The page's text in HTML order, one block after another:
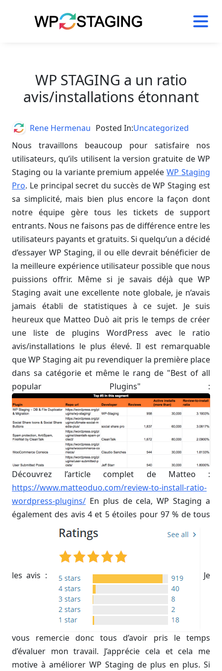
WP STAGING a un ratio
avis/installations étonnant
Nous travaillons beaucoup pour satisfaire nos
utilisateurs, qu’ils utilisent la version gratuite de WP
Staging ou la variante premium appeléeWP Staging
Pro. Le principal secret du succès de WP Staging est
sa simplicité, mais bien plus encore la façon dont
notre équipe gère tous les tickets de support
entrants. Nous ne faisons pas de différence entre les
utilisateurs payants et gratuits. Si quelqu’un a décidé
d’essayer WP Staging, il ou elle devrait bénéficier de
la meilleure expérience utilisateur possible que nous
puissions offrir. Même si je savais déjà que WP
Staging avait une excellente note globale, je n’avais
jamais établi de statistiques à ce sujet. Je suis
heureux que Matteo Duò ait pris le temps de créer
une liste de plugins WordPress avec le ratio
avis/installations le plus élevé. Il est remarquable
que WP Staging ait pu revendiquer la première place
dans sa catégorie et même le rang de "Best of all
popular Plugins" :
Découvrez l’article complet de Matteo :
https://www.matteoduo.com/review-to-install-ratio-
wordpress-plugins/ En plus de cela, WP Staging a
également des avis 4 et 5 étoiles pour 97 % de tous
les avis : Je
vous remercie donc tous d’avoir pris le temps
d’évaluer mon travail. J’apprécie cela et cela me
motive à améliorer WP Staging de plus en plus. Si
AuthorRene Hermenau Posted In:Uncategorized